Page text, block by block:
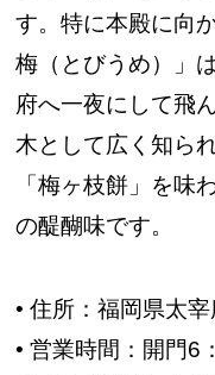
す。特に本殿に向
梅（とびうめ）」
府へ一夜にして飛
木として広く知ら
「梅ヶ枝餅」を味
の醍醐味です。
• 住所：福岡県太
• 営業時間：開門6